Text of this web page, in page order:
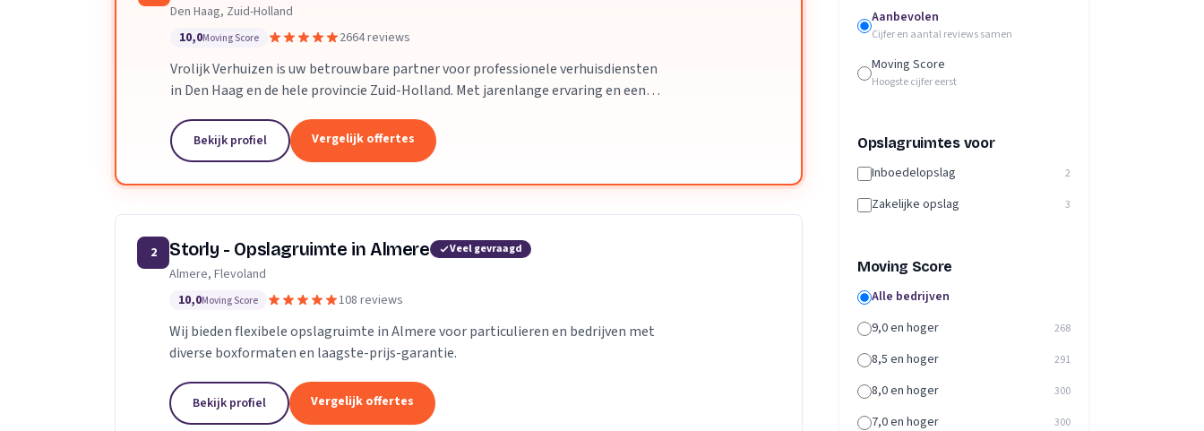
Den Haag, Zuid-Holland
10,0Moving Score 2664 reviews
Vrolijk Verhuizen is uw betrouwbare partner voor professionele verhuisdiensten
in Den Haag en de hele provincie Zuid-Holland. Met jarenlange ervaring en een
verloopt.
Bekijk profiel Vergelijk offertes
2 Storly - Opslagruimte in Almere Veel gevraagd
Almere, Flevoland
10,0Moving Score 108 reviews
Wij bieden flexibele opslagruimte in Almere voor particulieren en bedrijven met
diverse boxformaten en laagste-prijs-garantie.
Bekijk profiel Vergelijk offertes
Aanbevolen
Cijfer en aantal reviews samen
Moving Score
Hoogste cijfer eerst
Opslagruimtes voor
Inboedelopslag 2
Zakelijke opslag 3
Moving Score
Alle bedrijven
9,0 en hoger
268
8,5 en hoger 291
8,0 en hoger 300
7,0 en hoger 300